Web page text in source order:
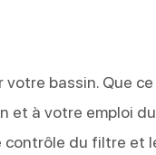
bassin. Que
et à votre emploi du
contrôle du filtre et